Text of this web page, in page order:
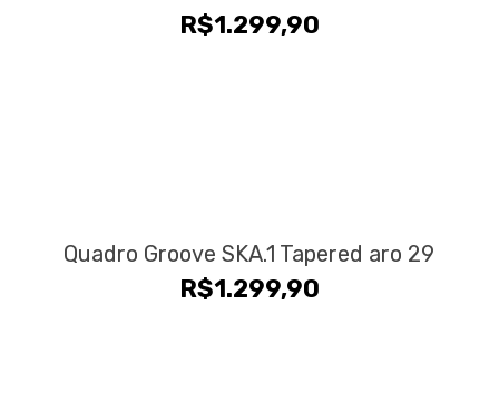
R$1.299,90
Quadro Groove SKA.1 Tapered aro 29
R$1.299,90